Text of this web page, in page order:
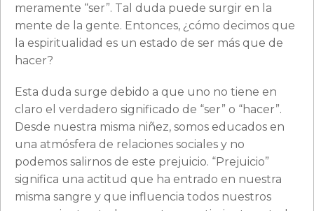
meramente “ser”. Tal duda puede surgir en la
mente de la gente. Entonces, ¿cómo decimos que
la espiritualidad es un estado de ser más que de
hacer?
Esta duda surge debido a que uno no tiene en
claro el verdadero significado de “ser” o “hacer”.
Desde nuestra misma niñez, somos educados en
una atmósfera de relaciones sociales y no
podemos salirnos de este prejuicio. “Prejuicio”
significa una actitud que ha entrado en nuestra
misma sangre y que influencia todos nuestros